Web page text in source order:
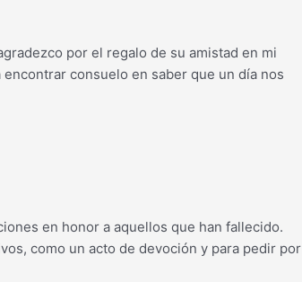
por el regalo de su amistad en mi
consuelo en saber que un día nos
en honor a aquellos que han fallecido.
como un acto de devoción y para pedir por